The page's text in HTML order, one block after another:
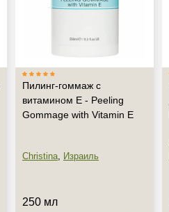
Пилинг-гоммаж с
витамином Е - Peeling
Gommage with Vitamin E
Christina, Израиль
250 мл